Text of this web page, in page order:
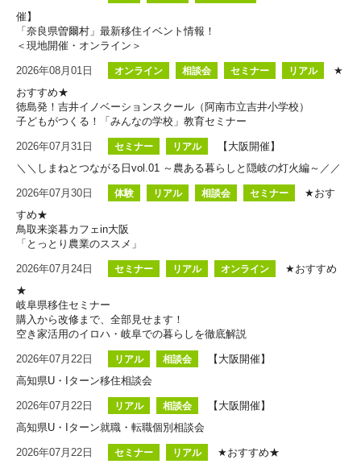
催】
「奈良県曽爾村」最新移住イベント情報！
＜現地開催・オンライン＞
2026年08月01日 オンライン 相談会 セミナー リアル
★
おすすめ★
徳島発！吉井イノベーションスクール（阿南市立吉井小学校）
子どもがつくる！「みんなの学校」教育セミナー
2026年07月31日 セミナー リアル
【大阪開催】
＼＼しまねとつながる日vol.01 ～農ある暮らしと隠岐の灯火編～／／
2026年07月30日 体験 リアル 相談会 セミナー
★おす
すめ★
鳥取来楽暮カフェin大阪
「とっとり農業のススメ」
2026年07月24日 セミナー リアル オンライン
★おすすめ
★
岐阜県移住セミナー
購入から改修まで、全部見せます！
空き家活用のイロハ・岐阜での暮らしを徹底解説
2026年07月22日 リアル 相談会
【大阪開催】
高知県U・Iターン移住相談会
2026年07月22日 リアル 相談会
【大阪開催】
高知県U・Iターン就職・転職個別相談会
2026年07月22日 セミナー リアル
★おすすめ★